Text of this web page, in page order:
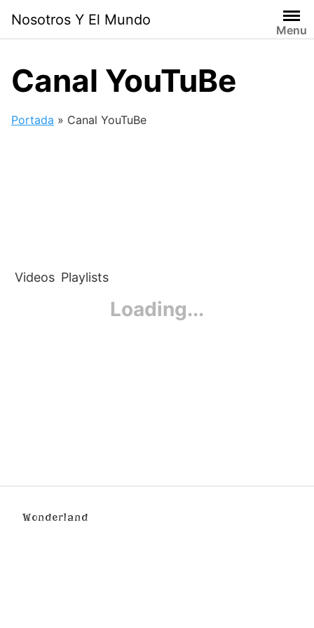
content
Nosotros Y El Mundo
Menu
Canal YouTuBe
Portada » Canal YouTuBe
Videos Playlists
Wonderland